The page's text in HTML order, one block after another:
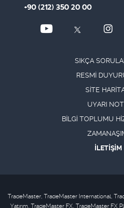
AKBNK Akbank
Akçansa
Akfen GYO
Aksigorta
AKSA Aksa
+90 (212) 350 20 00
SIKÇA
RESMİ
SİTE
UYARI
BİLGİ TOPLUMU
İLETİŞİM
TradeMaster, TradeMaster International,
Yatırım, TradeMaster FX, TradeMaster FX